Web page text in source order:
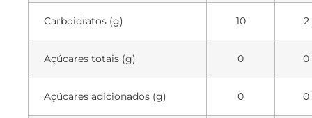
Carboidratos (g) 10 2
Açúcares totais (g) 0 0
Açúcares adicionados (g) 0 0